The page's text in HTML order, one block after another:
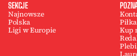
SEKCJE
Najnowsze
Polska
Ligi w Europie
Kup